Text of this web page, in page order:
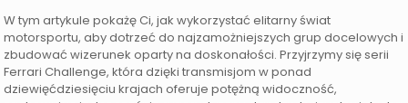
W tym artykule pokażę Ci, jak wykorzystać elitarny świat
motorsportu, aby dotrzeć do najzamożniejszych grup docelowych i
zbudować wizerunek oparty na doskonałości. Przyjrzymy się serii
Ferrari Challenge, która dzięki transmisjom w ponad
dziewięćdziesięciu krajach oferuje potężną widoczność,